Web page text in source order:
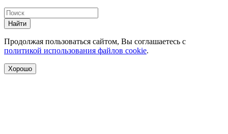
Найти
Продолжая пользоваться сайтом, Вы соглашаетесь с
политикой использования файлов cookie.
Хорошо